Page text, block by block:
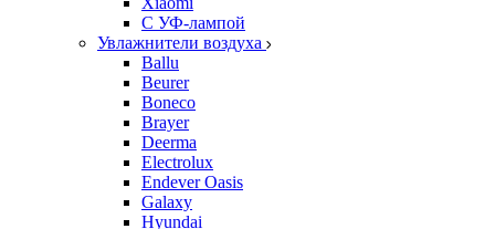
С УФ-лампой
Увлажнители воздуха
Ballu
Beurer
Boneco
Brayer
Deerma
Electrolux
Endever Oasis
Galaxy
Hyundai